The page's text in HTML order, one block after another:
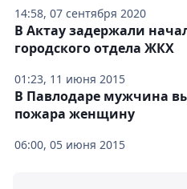
14:58, 07 сентября 2020
01:23, 11 июня 2015
В Актау задержали
городского отдела ЖКХ
06:00, 05 июня 2015
В Павлодаре мужчина
пожара женщину